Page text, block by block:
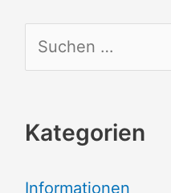
u
h
Kategorien
Informationen